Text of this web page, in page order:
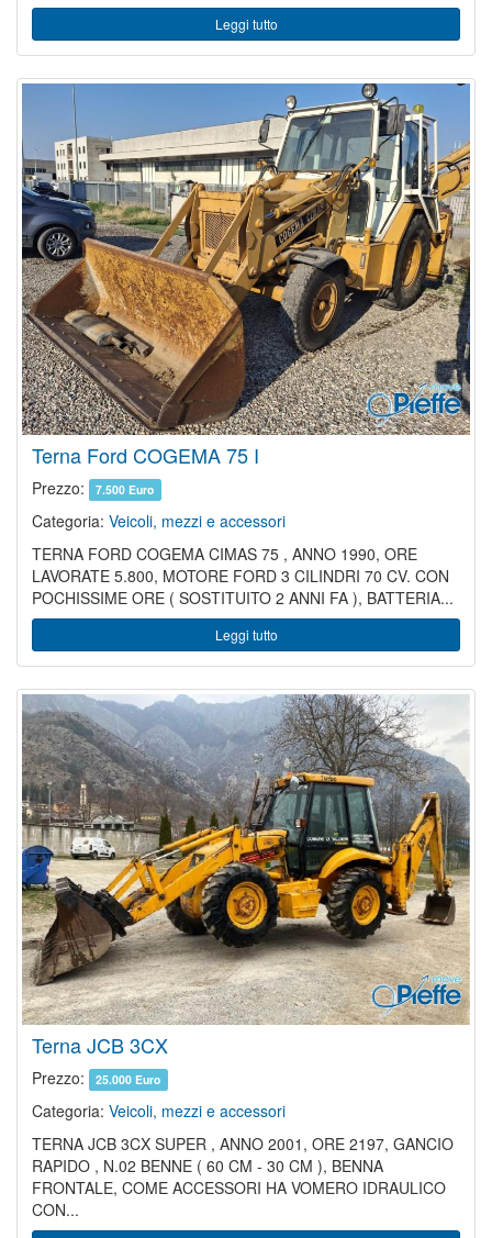
Leggi tutto
Terna Ford COGEMA 75 I
Prezzo: 7.500 Euro
Categoria: Veicoli, mezzi e accessori
TERNA FORD COGEMA CIMAS 75 , ANNO 1990, ORE
LAVORATE 5.800, MOTORE FORD 3 CILINDRI 70 CV. CON
POCHISSIME ORE ( SOSTITUITO 2 ANNI FA ), BATTERIA...
Leggi tutto
Terna JCB 3CX
Prezzo: 25.000 Euro
Categoria: Veicoli, mezzi e accessori
TERNA JCB 3CX SUPER , ANNO 2001, ORE 2197, GANCIO
RAPIDO , N.02 BENNE ( 60 CM - 30 CM ), BENNA
FRONTALE, COME ACCESSORI HA VOMERO IDRAULICO
CON...